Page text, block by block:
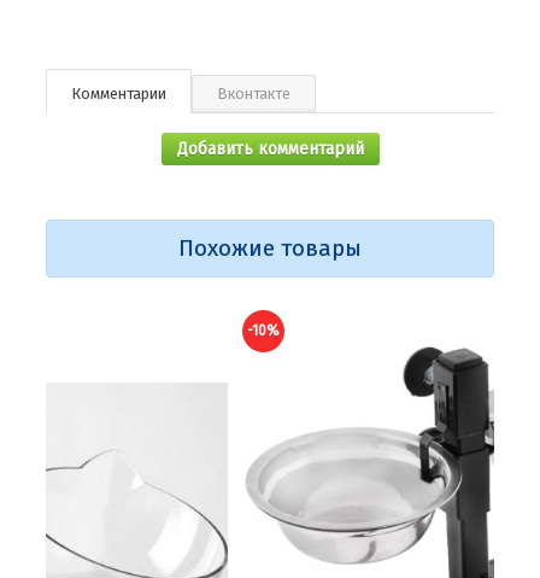
Комментарии Вконтакте
Добавить комментарий
Похожие товары